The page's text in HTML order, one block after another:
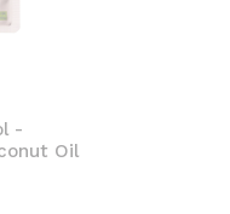
-
Oil